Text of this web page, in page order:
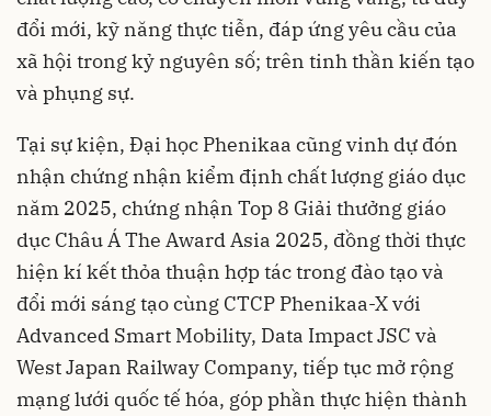
đổi mới, kỹ năng thực tiễn, đáp ứng yêu cầu của
xã hội trong kỷ nguyên số; trên tinh thần kiến tạo
và phụng sự.
Tại sự kiện, Đại học Phenikaa cũng vinh dự đón
nhận chứng nhận kiểm định chất lượng giáo dục
năm 2025, chứng nhận Top 8 Giải thưởng giáo
dục Châu Á The Award Asia 2025, đồng thời thực
hiện kí kết thỏa thuận hợp tác trong đào tạo và
đổi mới sáng tạo cùng CTCP Phenikaa-X với
Advanced Smart Mobility, Data Impact JSC và
West Japan Railway Company, tiếp tục mở rộng
mạng lưới quốc tế hóa, góp phần thực hiện thành